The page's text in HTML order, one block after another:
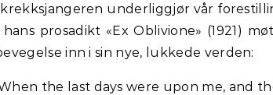
underliggjør vår
hans prosadikt «Ex Oblivione» (1921)
inn i sin nye, lukkede verden:
the last days were upon me, and